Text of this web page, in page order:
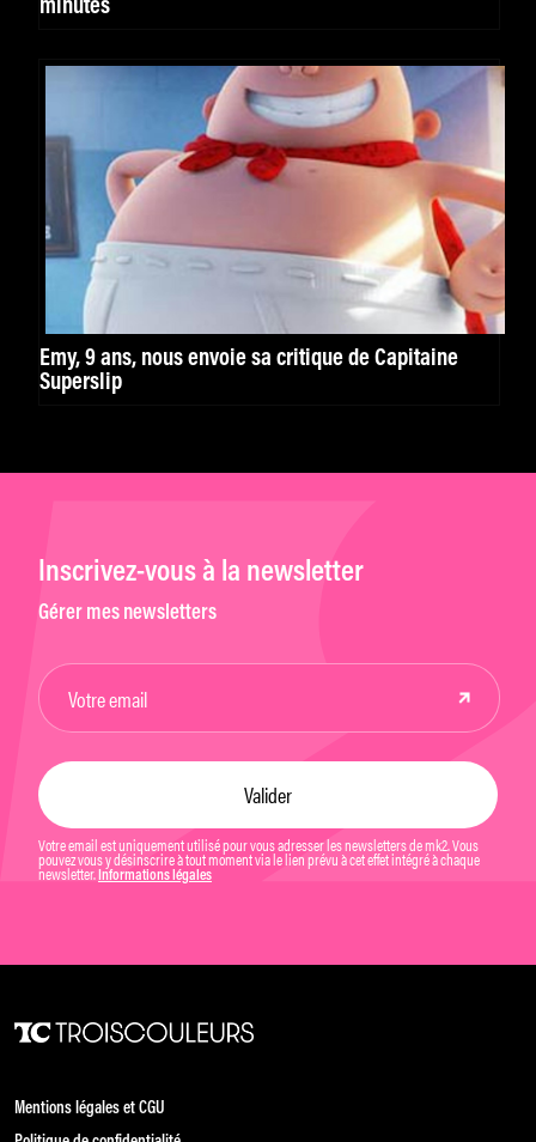
minutes
Emy, 9 ans, nous envoie sa critique de Capitaine
Superslip
Inscrivez-vous à la newsletter
Gérer mes newsletters
Votre email est uniquement utilisé pour vous adresser les newsletters de mk2. Vous
pouvez vous y désinscrire à tout moment via le lien prévu à cet effet intégré à chaque
newsletter. Informations légales
Mentions légales et CGU